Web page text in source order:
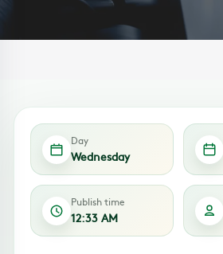
Day
Wednesday
Publish time
12:33 AM